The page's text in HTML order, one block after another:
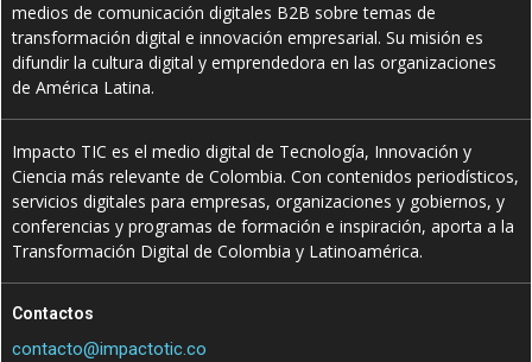
medios de comunicación digitales B2B sobre temas de
transformación digital e innovación empresarial. Su misión es
difundir la cultura digital y emprendedora en las organizaciones
de América Latina.
Impacto TIC es el medio digital de Tecnología, Innovación y
Ciencia más relevante de Colombia. Con contenidos periodísticos,
servicios digitales para empresas, organizaciones y gobiernos, y
conferencias y programas de formación e inspiración, aporta a la
Transformación Digital de Colombia y Latinoamérica.
Contactos
contacto@impactotic.co